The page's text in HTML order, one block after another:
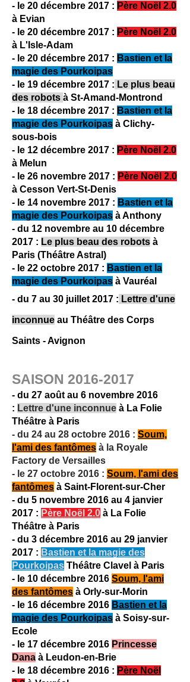
- le 20 décembre 2017 : Père Noël 2.0
à Evian
​- le 20 décembre 2017 : Père Noël 2.0
à L'Isle-Adam
- le 20 décembre 2017 : Bastien et la
magie des Pourkoipas
- le 19 décembre 2017 : Le plus beau
des robots à St-Amand-Montrond
- le 18 décembre 2017 : Bastien et la
magie des Pourkoipas à Clichy-
sous-bois
​- le 12 décembre 2017 : Père Noël 2.0
à Melun
​- le 26 novembre 2017 : Père Noël 2.0
à Cesson Vert-St-Denis
- le 14 novembre 2017 : Bastien et la
magie des Pourkoipas à Anthony
- du 12 novembre au 10 décembre
2017 : Le plus beau des robots à
Paris (Théâtre Astral)
- le 22 octobre 2017 : Bastien et la
magie des Pourkoipas à Vauréal
- du 7 au 30 juillet 2017 : Lettre d'une
inconnue au Théâtre des Corps
Saints - Avignon
SAISON 2016-2017
- du 27 août au 6 novembre 2016
: Lettre d'une inconnue à La Folie
Théâtre à Paris
- du 24 au 28 octobre 2016 : Soum,
l'ami des fantômes à la Royale
Factory de Versailles
- le 27 octobre 2016 : Soum, l'ami des
fantômes à Saint-Florent-sur-Cher
- du 5 novembre 2016 au 4 janvier
2017 : Père Noël 2.0 à La Folie
Théâtre à Paris
- du 3 décembre 2016 au 29 janvier
2017 : Bastien et la magie des
Pourkoipas Théâtre Clavel à Paris
- le 10 décembre 2016 Soum, l'ami
des fantômes à Orly-sur-Morin
- le 16 décembre 2016 Bastien et la
magie des Pourkoipas à Soisy-sur-
Ecole
- le 17 décembre 2016 Princesse
Dana à Leudon-en-Brie
- le 18 décembre 2016 : Père Noël